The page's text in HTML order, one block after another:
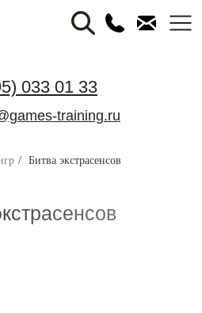
033 01 33
training.ru
/ Битва экстрасенсов